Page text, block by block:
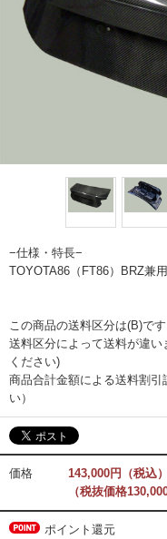
−仕様・特長−
TOYOTA86（FT86）BRZ兼
この商品の送料区分は(B)です
送料区分によって送料が違
ください)
商品合計金額による送料割引
い）
価格
143,000円（税込）
（税抜価格
ポイント還元